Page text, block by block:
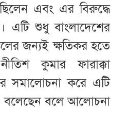
এবং এর বিরুদ্ধে
এটি শুধু বাংলাদেশের
জন্যই ক্ষতিকর হতে
কুমার ফারাক্কা
সমালোচনা করে এটি
বলেছেন বলে আলোচনা